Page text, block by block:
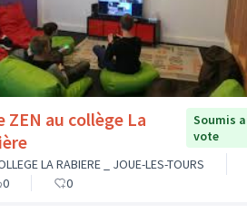
ZEN au collège La
Soumis
vote
LA RABIERE _ JOUE-LES-TOURS
0
0